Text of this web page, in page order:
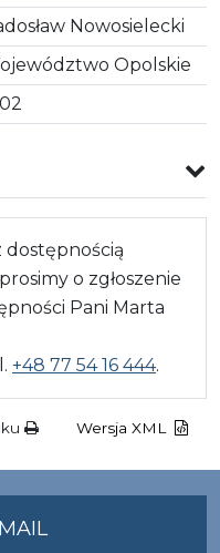
Nowosielecki
Opolskie
o zgłoszenie
Pani Marta
+48 77 54 16 444.
Wersja XML
NA